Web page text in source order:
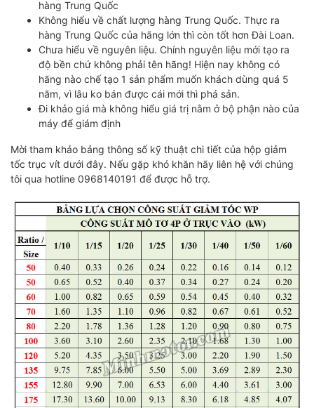
hàng Trung Quốc
Không hiểu về chất lượng hàng Trung Quốc. Thực ra
hàng Trung Quốc của hãng lớn thì còn tốt hơn Đài Loan.
Chưa hiểu về nguyên liệu. Chính nguyên liệu mới tạo ra
độ bền chứ không phải tên hãng! Hiện nay không có
hãng nào chế tạo 1 sản phẩm muốn khách dùng quá 5
năm, vì lâu ko bán được cái mới thì phá sản.
Đi khảo giá mà không hiểu giá trị nằm ở bộ phận nào của
máy để giám định
Mời tham khảo bảng thông số kỹ thuật chi tiết của hộp giảm
tốc trục vít dưới đây. Nếu gặp khó khăn hãy liên hệ với chúng
tôi qua hotline 0968140191 để được hỗ trợ.